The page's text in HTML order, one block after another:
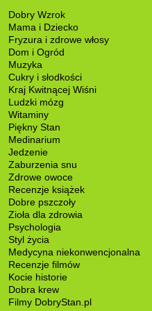
Dobry Wzrok
Mama i Dziecko
Fryzura i zdrowe włosy
Dom i Ogród
Muzyka
Cukry i słodkości
Kraj Kwitnącej Wiśni
Ludzki mózg
Witaminy
Piękny Stan
Medinarium
Jedzenie
Zaburzenia snu
Zdrowe owoce
Recenzje książek
Dobre pszczoły
Zioła dla zdrowia
Psychologia
Styl życia
Medycyna niekonwencjonalna
Recenzje filmów
Kocie historie
Dobra krew
Filmy DobryStan.pl